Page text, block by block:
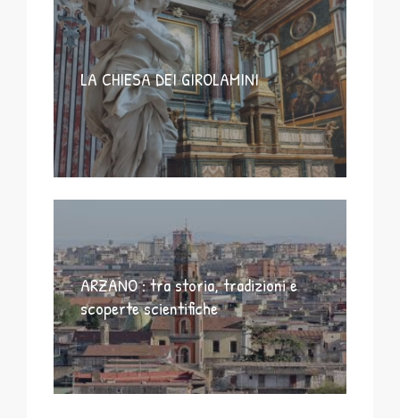
LA CHIESA DEI GIROLAMINI
ARZANO : tra storia, tradizioni e
scoperte scientifiche